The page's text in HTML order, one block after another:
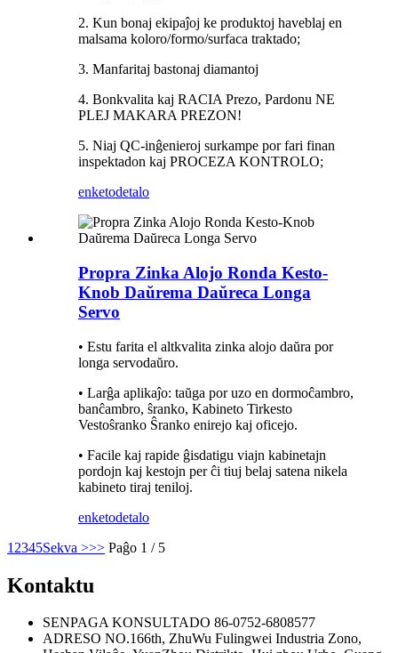
2. Kun bonaj ekipaĵoj ke produktoj haveblaj en
malsama koloro/formo/surfaca traktado;
3. Manfaritaj bastonaj diamantoj
4. Bonkvalita kaj RACIA Prezo, Pardonu NE
PLEJ MAKARA PREZON!
5. Niaj QC-inĝenieroj surkampe por fari finan
inspektadon kaj PROCEZA KONTROLO;
enketodetalo
Propra Zinka Alojo Ronda Kesto-
Knob Daŭrema Daŭreca Longa
Servo
• Estu farita el altkvalita zinka alojo daŭra por
longa servodaŭro.
• Larĝa aplikaĵo: taŭga por uzo en dormoĉambro,
banĉambro, ŝranko, Kabineto Tirkesto
Vestoŝranko Ŝranko enirejo kaj oficejo.
• Facile kaj rapide ĝisdatigu viajn kabinetajn
pordojn kaj kestojn per ĉi tiuj belaj satena nikela
kabineto tiraj teniloj.
enketodetalo
1 2345Sekva >>> Paĝo 1 / 5
Kontaktu
SENPAGA KONSULTADO 86-0752-6808577
ADRESO NO.166th, ZhuWu Fulingwei Industria Zono,